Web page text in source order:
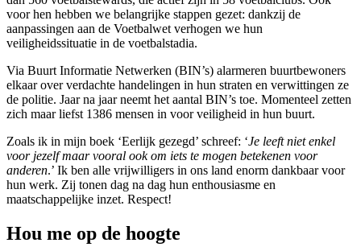
voor hen hebben we belangrijke stappen gezet: dankzij de
aanpassingen aan de Voetbalwet verhogen we hun
veiligheidssituatie in de voetbalstadia.
Via Buurt Informatie Netwerken (BIN’s) alarmeren buurtbewoners
elkaar over verdachte handelingen in hun straten en verwittingen ze
de politie. Jaar na jaar neemt het aantal BIN’s toe. Momenteel zetten
zich maar liefst 1386 mensen in voor veiligheid in hun buurt.
Zoals ik in mijn boek ‘Eerlijk gezegd’ schreef: ‘Je leeft niet enkel
voor jezelf maar vooral ook om iets te mogen betekenen voor
anderen.’ Ik ben alle vrijwilligers in ons land enorm dankbaar voor
hun werk. Zij tonen dag na dag hun enthousiasme en
maatschappelijke inzet. Respect!
Hou me op de hoogte